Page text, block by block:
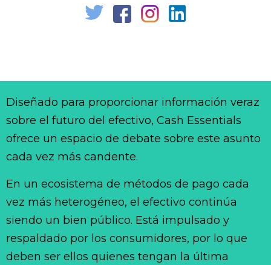
Diseñado para proporcionar información veraz
sobre el futuro del efectivo, Cash Essentials
ofrece un espacio de debate sobre este asunto
cada vez más candente.
En un ecosistema de métodos de pago cada
vez más heterogéneo, el efectivo continúa
siendo un bien público. Está impulsado y
respaldado por los consumidores, por lo que
deben ser ellos quienes tengan la última